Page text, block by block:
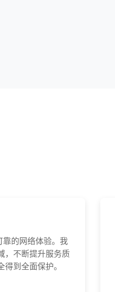
的网络体验。我
，不断提升服务质
到全面保护。